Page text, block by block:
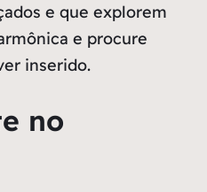
e que explorem
e procure
inserido.
no